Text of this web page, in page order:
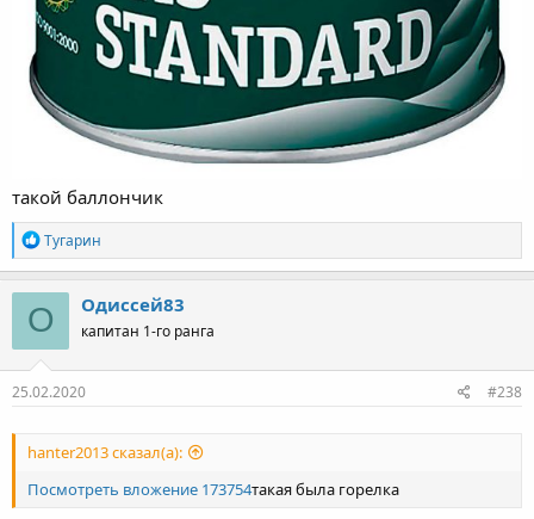
такой баллончик
Р
е
а
к
ц
и
и
:
Тугарин
О Одиссей83
капитан 1-го ранга
25.02.2020 #238
hanter2013 сказал(а):
Посмотреть вложение 173754такая была горелка